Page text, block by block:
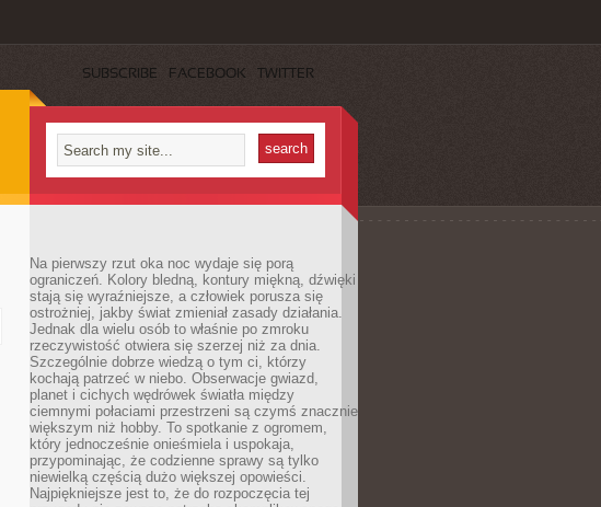
SUBSCRIBE FACEBOOK TWITTER
Na pierwszy rzut oka noc wydaje się porą
ograniczeń. Kolory bledną, kontury miękną, dźwięki
stają się wyraźniejsze, a człowiek porusza się
ostrożniej, jakby świat zmieniał zasady działania.
Jednak dla wielu osób to właśnie po zmroku
rzeczywistość otwiera się szerzej niż za dnia.
Szczególnie dobrze wiedzą o tym ci, którzy
kochają patrzeć w niebo. Obserwacje gwiazd,
planet i cichych wędrówek światła między
ciemnymi połaciami przestrzeni są czymś znacznie
większym niż hobby. To spotkanie z ogromem,
który jednocześnie onieśmiela i uspokaja,
przypominając, że codzienne sprawy są tylko
niewielką częścią dużo większej opowieści.
Najpiękniejsze jest to, że do rozpoczęcia tej